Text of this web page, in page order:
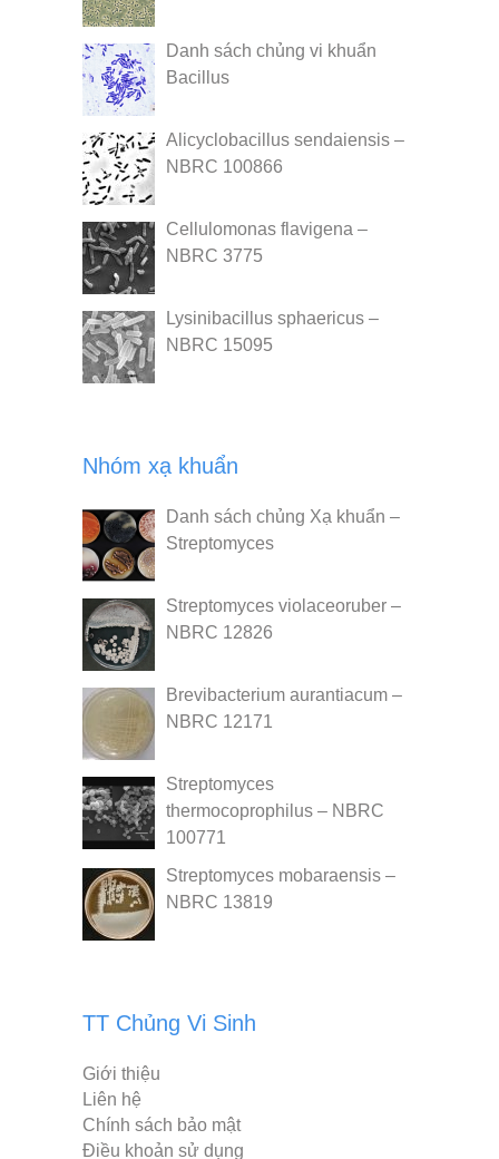
Danh sách chủng vi khuẩn
Bacillus
Alicyclobacillus sendaiensis –
NBRC 100866
Cellulomonas flavigena –
NBRC 3775
Lysinibacillus sphaericus –
NBRC 15095
Nhóm xạ khuẩn
Danh sách chủng Xạ khuẩn –
Streptomyces
Streptomyces violaceoruber –
NBRC 12826
Brevibacterium aurantiacum –
NBRC 12171
Streptomyces
thermocoprophilus – NBRC
100771
Streptomyces mobaraensis –
NBRC 13819
TT Chủng Vi Sinh
Giới thiệu
Liên hệ
Chính sách bảo mật
Điều khoản sử dụng